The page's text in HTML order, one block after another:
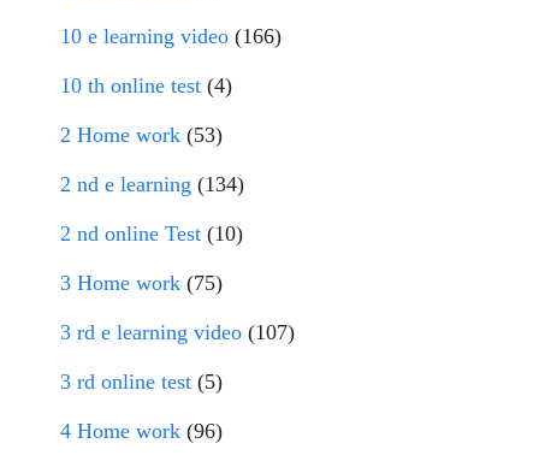
10 e learning video (166)
10 th online test (4)
2 Home work (53)
2 nd e learning (134)
2 nd online Test (10)
3 Home work (75)
3 rd e learning video (107)
3 rd online test (5)
4 Home work (96)